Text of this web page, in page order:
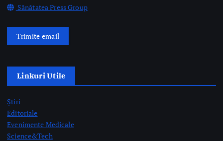
Sănătatea Press Group
Trimite email
Linkuri Utile
Știri
Editoriale
Evenimente Medicale
Science&Tech